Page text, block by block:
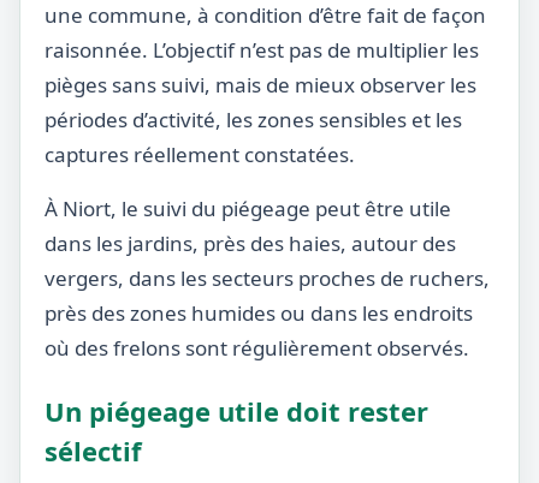
une commune, à condition d’être fait de façon
raisonnée. L’objectif n’est pas de multiplier les
pièges sans suivi, mais de mieux observer les
périodes d’activité, les zones sensibles et les
captures réellement constatées.
À Niort, le suivi du piégeage peut être utile
dans les jardins, près des haies, autour des
vergers, dans les secteurs proches de ruchers,
près des zones humides ou dans les endroits
où des frelons sont régulièrement observés.
Un piégeage utile doit rester
sélectif